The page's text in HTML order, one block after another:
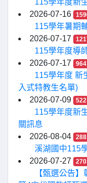
115學年度新
2026-07-16
115學年暑期
2026-07-17
115學年度導
2026-07-17
964
115學年度 新
入式特教生名單)
2026-07-09
522
115學年度新
關訊息
2026-08-04
288
溪湖國中115
2026-07-27
270
【甄選公告